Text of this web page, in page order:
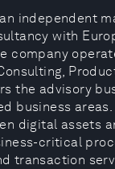
independent
with
company
the advisory
business
digital assets
critical
transaction